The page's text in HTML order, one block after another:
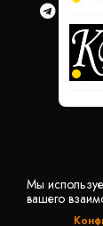
Мы
вашего